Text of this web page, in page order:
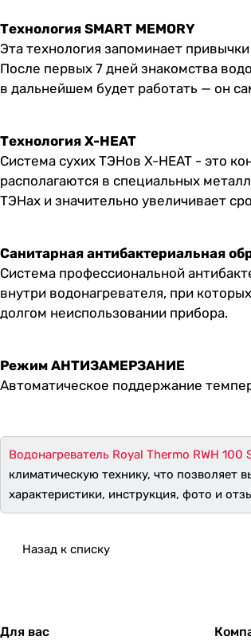
Технология SMART MEMORY
Эта технология запоминает
После первых 7 дней знакомства
в дальнейшем будет работать — он
Технология X-HEAT
Система сухих ТЭНов X-HEAT - это
располагаются в специальных
ТЭНах и значительно увеличивает
Санитарная антибактериальная
Система профессиональной
внутри водонагревателя, при
долгом неиспользовании прибора.
Режим АНТИЗАМЕРЗАНИЕ
Автоматическое поддержание
Водонагреватель Royal Thermo RWH
климатическую технику, что позволяет
характеристики, инструкция, фото и
Назад к списку
Для вас